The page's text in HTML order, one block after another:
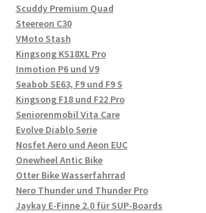
Scuddy Premium Quad
Steereon C30
VMoto Stash
Kingsong KS18XL Pro
Inmotion P6 und V9
Seabob SE63, F9 und F9 S
Kingsong F18 und F22 Pro
Seniorenmobil Vita Care
Evolve Diablo Serie
Nosfet Aero und Aeon EUC
Onewheel Antic Bike
Otter Bike Wasserfahrrad
Nero Thunder und Thunder Pro
Jaykay E-Finne 2.0 für SUP-Boards